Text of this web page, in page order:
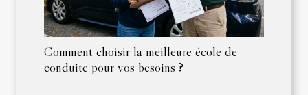
Comment choisir la meilleure école de
conduite pour vos besoins ?